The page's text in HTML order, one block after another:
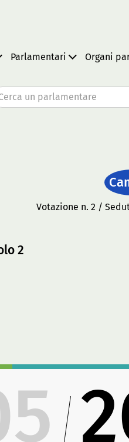
Parlamentari Organi
un parlamentare
Votazione n. 2 /
2